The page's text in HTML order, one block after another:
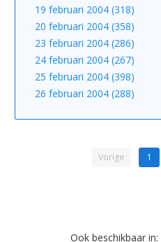
19 februari 2004 (318)
20 februari 2004 (358)
23 februari 2004 (286)
24 februari 2004 (267)
25 februari 2004 (398)
26 februari 2004 (288)
Vorige 1
Ook beschikbaar in: